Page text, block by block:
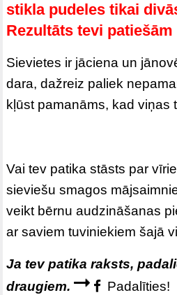
stikla pudeles tikai
Rezultāts tevi
Sievietes ir jāciena un
dara, dažreiz paliek
kļūst pamanāms, kad viņas
Vai tev patika stāsts par
sieviešu smagos
veikt bērnu audzināšanas
ar saviem tuviniekiem šajā
Ja tev patika raksts,
draugiem.
Padalīties!